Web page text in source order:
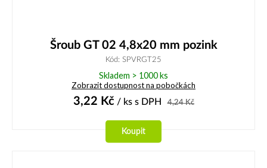
Šroub GT 02 4,8x20 mm pozink
Kód: SPVRGT25
Skladem > 1000 ks
Zobrazit dostupnost na pobočkách
3,22 Kč/ ks s DPH 4,24Kč
Koupit